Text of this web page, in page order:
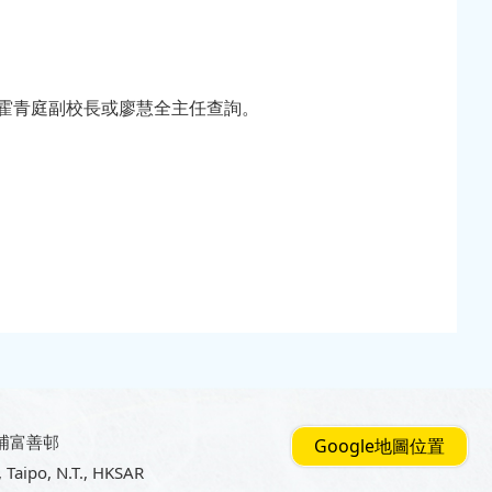
青庭副校長或廖慧全主任查詢。
Google地圖位置
富善邨
N.T., HKSAR